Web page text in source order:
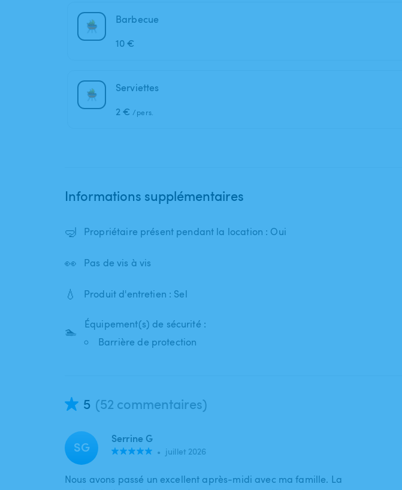
Barbecue
10 €
Serviettes
2 € /pers.
Informations supplémentaires
🤿 Propriétaire présent pendant la location : Oui
👀 Pas de vis à vis
💧 Produit d'entretien : Sel
🏊
Équipement(s) de sécurité :
Barrière de protection
5 (52 commentaires)
SG Serrine G
• juillet 2026
Nous avons passé un excellent après-midi avec ma famille. La